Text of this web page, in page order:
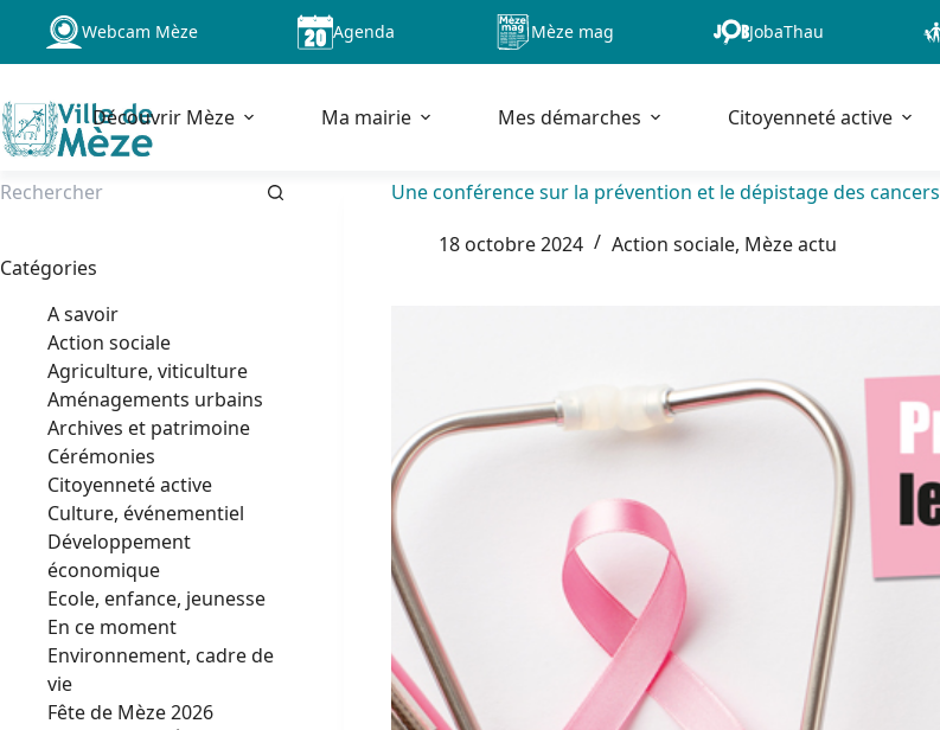
Passer
contenu
Webcam Mèze Agenda Mèze mag JobaThau
Découvrir Mèze Ma mairie Mes démarches Citoyenneté active
Une conférence sur la prévention et le dépistage des cancers
18 octobre 2024
Action sociale, Mèze actu
Catégories
A savoir
Action sociale
Agriculture, viticulture
Aménagements urbains
Archives et patrimoine
Cérémonies
Citoyenneté active
Culture, événementiel
Développement
économique
Ecole, enfance, jeunesse
En ce moment
Environnement, cadre de
vie
Fête de Mèze 2026